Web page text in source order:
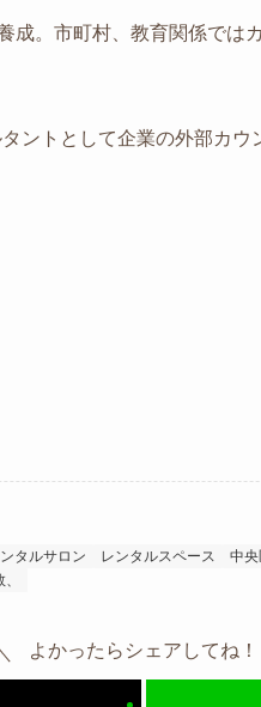
成。市町村、教育関係では
ントとして企業の外部カウ
タルサロン レンタルスペース 中央
よかったらシェアしてね！